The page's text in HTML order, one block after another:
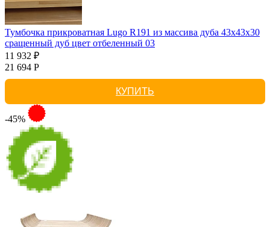
Тумбочка прикроватная Lugo R191 из массива дуба 43х43х30
сращенный дуб цвет отбеленный 03
11 932 ₽
21 694 Р
КУПИТЬ
-45%